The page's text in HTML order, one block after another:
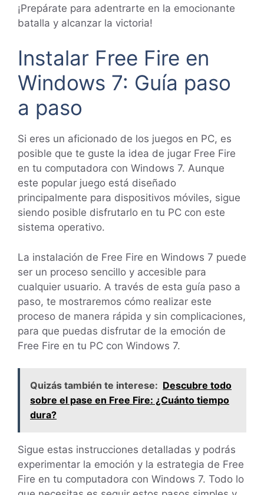
¡Prepárate para adentrarte en la emocionante
batalla y alcanzar la victoria!
Instalar Free Fire en
Windows 7: Guía paso
a paso
Si eres un aficionado de los juegos en PC, es
posible que te guste la idea de jugar Free Fire
en tu computadora con Windows 7. Aunque
este popular juego está diseñado
principalmente para dispositivos móviles, sigue
siendo posible disfrutarlo en tu PC con este
sistema operativo.
La instalación de Free Fire en Windows 7 puede
ser un proceso sencillo y accesible para
cualquier usuario. A través de esta guía paso a
paso, te mostraremos cómo realizar este
proceso de manera rápida y sin complicaciones,
para que puedas disfrutar de la emoción de
Free Fire en tu PC con Windows 7.
Quizás también te interese: Descubre todo
sobre el pase en Free Fire: ¿Cuánto tiempo
dura?
Sigue estas instrucciones detalladas y podrás
experimentar la emoción y la estrategia de Free
Fire en tu computadora con Windows 7. Todo lo